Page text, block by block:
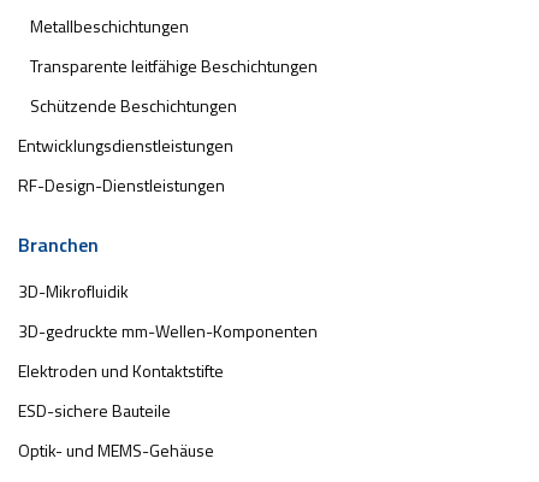
Metallbeschichtungen
Transparente leitfähige Beschichtungen
Schützende Beschichtungen
Entwicklungsdienstleistungen
RF-Design-Dienstleistungen
Branchen
3D-Mikrofluidik
3D-gedruckte mm-Wellen-Komponenten
Elektroden und Kontaktstifte
ESD-sichere Bauteile
Optik- und MEMS-Gehäuse